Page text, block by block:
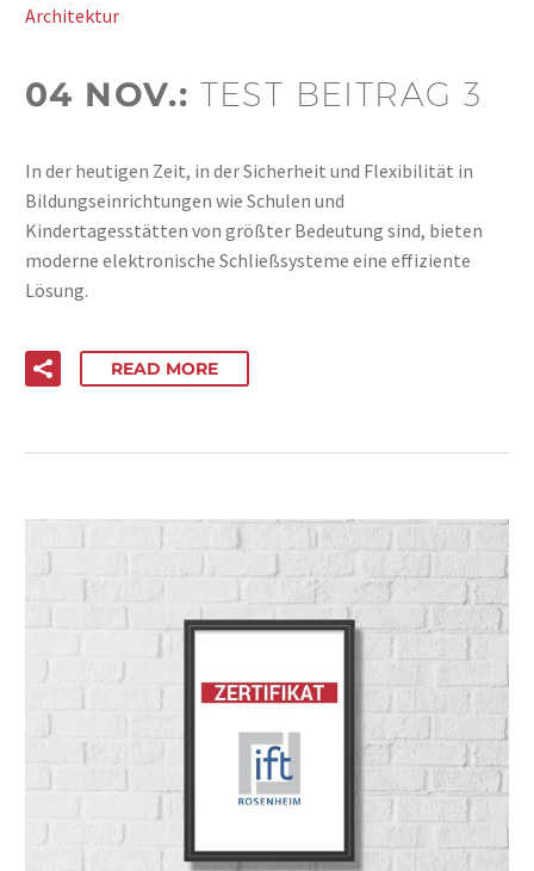
Architektur
04 NOV.: TEST BEITRAG 3
In der heutigen Zeit, in der Sicherheit und Flexibilität in
Bildungseinrichtungen wie Schulen und
Kindertagesstätten von größter Bedeutung sind, bieten
moderne elektronische Schließsysteme eine effiziente
Lösung.
READ MORE